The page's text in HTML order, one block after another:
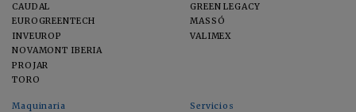
CAUDAL
EUROGREENTECH
INVEUROP
NOVAMONT IBERIA
PROJAR
TORO
GREEN LEGACY
MASSÓ
VALIMEX
Maquinaria
Servicios